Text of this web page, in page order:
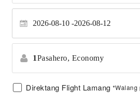
2026-08-10 2026-08-12
1Pasahero, Economy
Direktang Flight Lamang *Walang